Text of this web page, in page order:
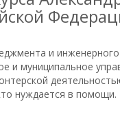
и
и муниципальное
нуждается в помощи.